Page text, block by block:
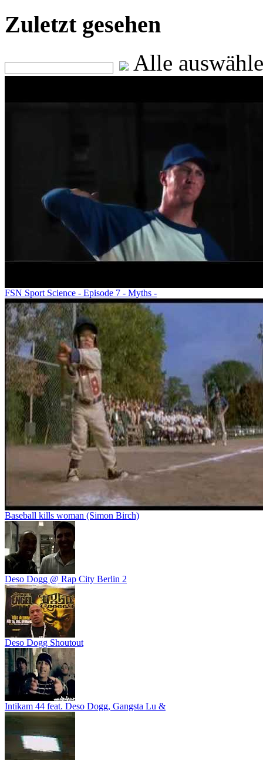
Zuletzt gesehen
Alle
FSN Sport Science - Episode 7 - Myths -
Baseball kills woman (Simon Birch)
Deso Dogg @ Rap City Berlin 2
Deso Dogg Shoutout
Intikam 44 feat. Deso Dogg, Gangsta Lu &